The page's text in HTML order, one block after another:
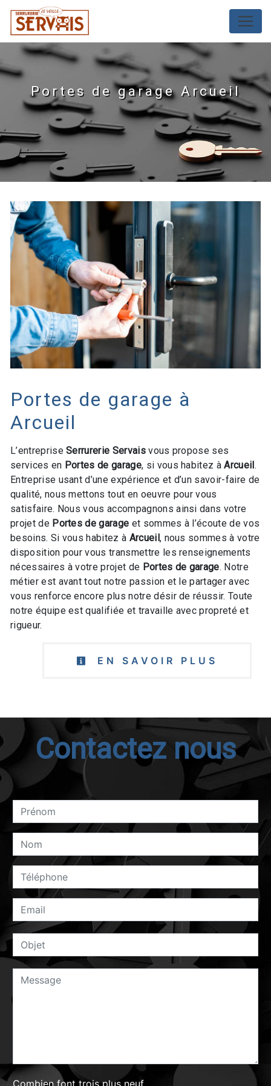
Panneau de gestion des cookies
Portes de garage Arcueil
Portes de garage à
Arcueil
L’entrepriseSerrurerie Servaisvous propose ses
services en Portes de garage, si vous habitez àArcueil.
Entreprise usant d’une expérience et d’un savoir-faire de
qualité, nous mettons tout en oeuvre pour vous
satisfaire. Nous vous accompagnons ainsi dans votre
projet de Portes de garage et sommes à l’écoute de vos
besoins. Si vous habitez à Arcueil, nous sommes à votre
disposition pour vous transmettre les renseignements
nécessaires à votre projet de Portes de garage. Notre
métier est avant tout notre passion et le partager avec
vous renforce encore plus notre désir de réussir. Toute
notre équipe est qualifiée et travaille avec propreté et
rigueur.
EN SAVOIR PLUS
Contactez nous